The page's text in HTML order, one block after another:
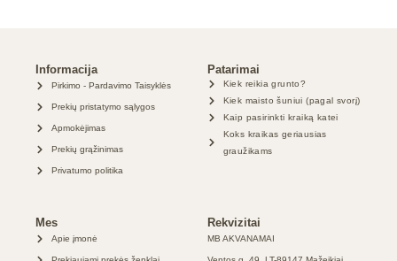
Informacija
Pirkimo - Pardavimo Taisyklės
Prekių pristatymo sąlygos
Apmokėjimas
Prekių grąžinimas
Privatumo politika
Patarimai
Kiek reikia grunto?
Kiek maisto šuniui (pagal svorį)
Kaip pasirinkti kraiką katei
Koks kraikas geriausias
graužikams
Mes
Apie įmonė
Rekvizitai
MB AKVANAMAI